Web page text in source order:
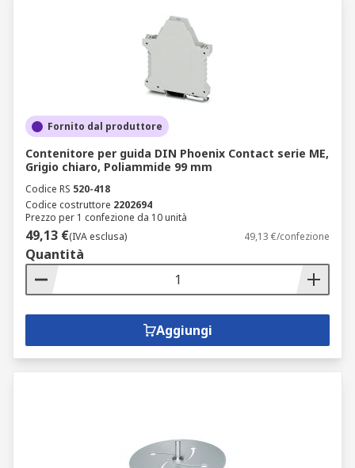
Fornito dal produttore
Contenitore per guida DIN Phoenix Contact serie ME,
Grigio chiaro, Poliammide 99 mm
Codice RS 520-418
Codice costruttore 2202694
Prezzo per 1 confezione da 10 unità
49,13 €(IVA esclusa) 49,13 €/confezione
Quantità
Aggiungi